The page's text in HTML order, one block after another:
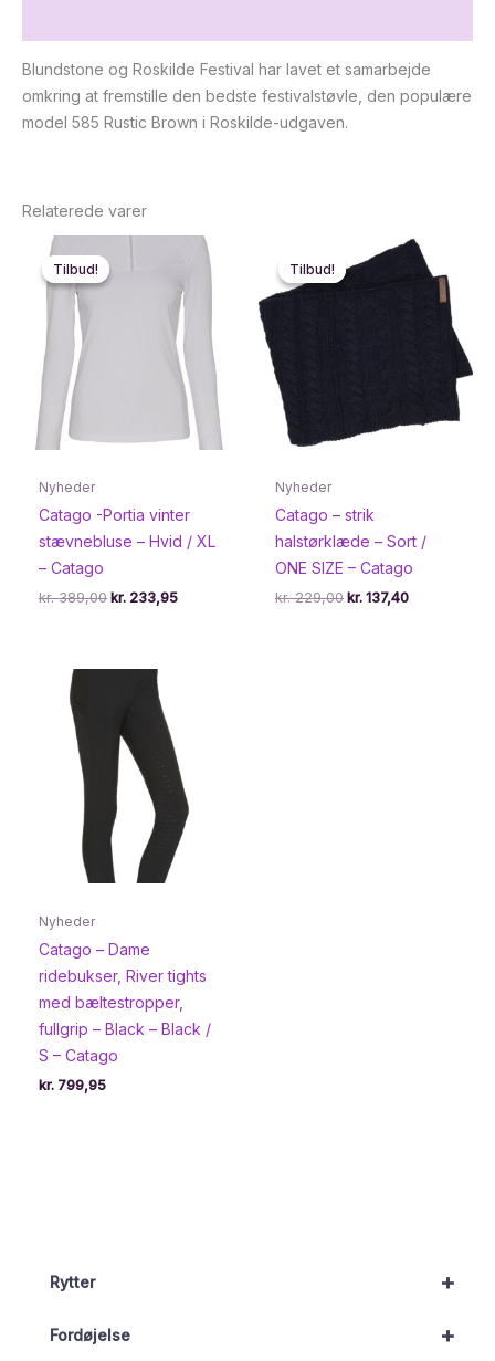
+
Rytter
+
Fordøjelse
Blundstone og Roskilde Festival har lavet et samarbejde
omkring at fremstille den bedste festivalstøvle, den populære
model 585 Rustic Brown i Roskilde-udgaven.
Relaterede varer
Tilbud!
Tilbud!
Nyheder
Catago -Portia vinter
stævnebluse – Hvid / XL
– Catago
kr.389,00 Den
kr. 389,00.
kr. 233,95Den
Tilbud!
Tilbud!
Nyheder
Catago – strik
halstørklæde – Sort /
ONE SIZE – Catago
kr.229,00 Den
kr. 137,40Den
Nyheder
Catago – Dame
ridebukser, River tights
med bæltestropper,
fullgrip – Black – Black /
S – Catago
kr. 799,95